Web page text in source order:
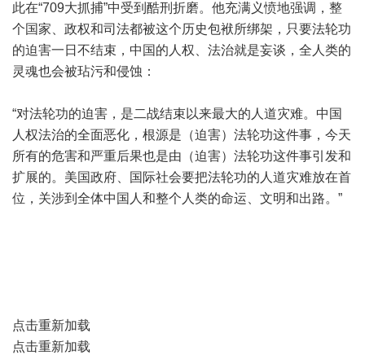
此在“709大抓捕”中受到酷刑折磨。他充满义愤地强调，整
个国家、政权和司法都被这个历史包袱所绑架，只要法轮功
的迫害一日不结束，中国的人权、法治就是妄谈，全人类的
灵魂也会被玷污和侵蚀：
“对法轮功的迫害，是二战结束以来最大的人道灾难。中国
人权法治的全面恶化，根源是（迫害）法轮功这件事，今天
所有的危害和严重后果也是由（迫害）法轮功这件事引发和
扩展的。美国政府、国际社会要把法轮功的人道灾难放在首
位，关涉到全体中国人和整个人类的命运、文明和出路。”
点击重新加载
点击重新加载